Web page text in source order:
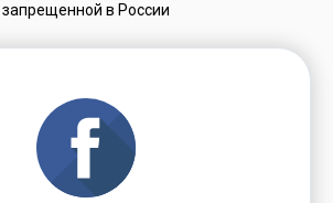
запрещенной в России